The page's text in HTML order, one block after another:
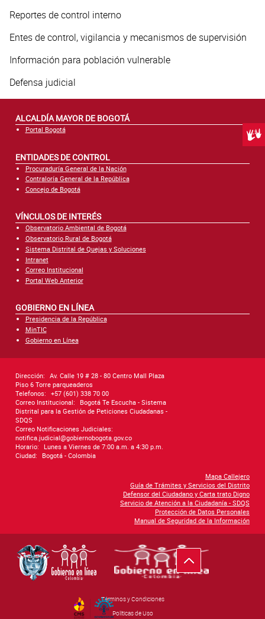
Reportes de control interno
Entes de control, vigilancia y mecanismos de supervisión
Información para población vulnerable
Defensa judicial
ALCALDÍA MAYOR DE BOGOTÁ
Portal Bogotá
ENTIDADES DE CONTROL
Procuraduría General de la Nación
Contraloría General de la República
Concejo de Bogotá
VÍNCULOS DE INTERÉS
Observatorio Ambiental de Bogotá
Observatorio Rural de Bogotá
Sistema Distrital de Quejas y Soluciones
Intranet
Correo Institucional
Portal Web Anterior
GOBIERNO EN LÍNEA
Presidencia de la República
MinTIC
Gobierno en Línea
Dirección: Av. Calle 19 # 28 - 80 Centro Mall Plaza
Piso 6 Torre parqueaderos
Telefonos: +57 (601) 338 70 00
Correo Institucional:
Bogotá Te Escucha - Sistema
Distrital para la Gestión de Peticiones Ciudadanas -
SDQS
Correo Notificaciones Judiciales:
notifica.judicial@gobiernobogota.gov.co
Horario:
Lunes a Viernes de 7:00 a.m. a 4:30 p.m.
Ciudad:
Bogotá - Colombia
Mapa Callejero
Guía de Trámites y Servicios del Distrito
Defensor del Ciudadano y Carta trato Digno
Servicio de Atención a la Ciudadanía - SDQS
Protección de Datos Personales
Manual de Seguridad de la Información
Ir hacia arriba
Términos y Condiciones
Políticas de Uso
By Govimentum